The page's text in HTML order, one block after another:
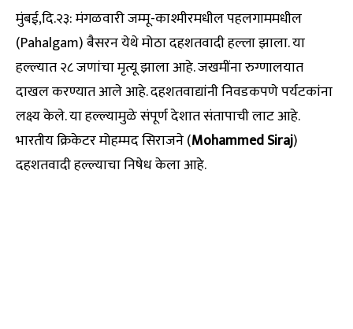
मुंबई,दि.२३: मंगळवारी जम्मू-काश्मीरमधील पहलगाममधील
(Pahalgam) बैसरन येथे मोठा दहशतवादी हल्ला झाला. या
हल्ल्यात २८ जणांचा मृत्यू झाला आहे. जखमींना रुग्णालयात
दाखल करण्यात आले आहे. दहशतवाद्यांनी निवडकपणे पर्यटकांना
लक्ष्य केले. या हल्ल्यामुळे संपूर्ण देशात संतापाची लाट आहे.
भारतीय क्रिकेटर मोहम्मद सिराजने (Mohammed Siraj)
दहशतवादी हल्ल्याचा निषेध केला आहे.